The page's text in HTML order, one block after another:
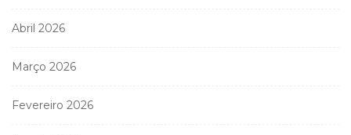
Abril 2026
Março 2026
Fevereiro 2026